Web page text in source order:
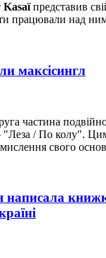
Kasaïпредставив
працювали над
максісингл
частина
/ По колу". Цим
свого
написала